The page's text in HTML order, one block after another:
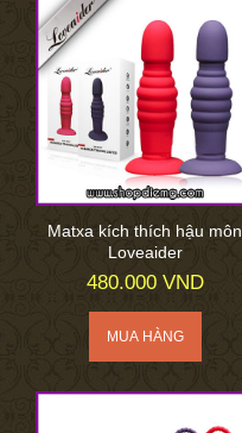
Matxa kích thích hậu môn
Loveaider
480.000 VND